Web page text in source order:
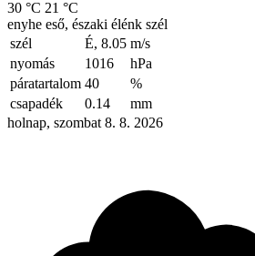
30 °C 21 °C
enyhe eső, északi élénk szél
szél
É, 8.05 m/s
nyomás
1016
hPa
páratartalom 40
%
csapadék
0.14
mm
holnap, szombat 8. 8. 2026